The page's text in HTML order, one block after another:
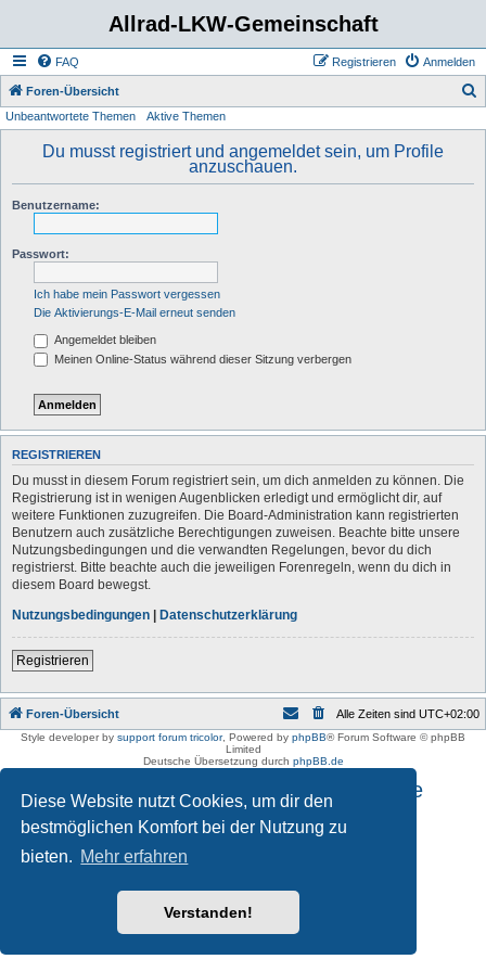
Diese Website nutzt Cookies, um dir den
bestmöglichen Komfort bei der Nutzung zu
bieten. Mehr erfahren
Verstanden!
Allrad-LKW-Gemeinschaft
FAQ Anmelden
Registrieren
Foren-Übersicht
Unbeantwortete Themen Aktive Themen
Du musst registriert und angemeldet sein, um Profile
anzuschauen.
Benutzername:
Passwort:
Ich habe mein Passwort vergessen
Die Aktivierungs-E-Mail erneut senden
Angemeldet bleiben
Meinen Online-Status während dieser Sitzung verbergen
REGISTRIEREN
Du musst in diesem Forum registriert sein, um dich anmelden zu können. Die
Registrierung ist in wenigen Augenblicken erledigt und ermöglicht dir, auf
weitere Funktionen zuzugreifen. Die Board-Administration kann registrierten
Benutzern auch zusätzliche Berechtigungen zuweisen. Beachte bitte unsere
Nutzungsbedingungen und die verwandten Regelungen, bevor du dich
registrierst. Bitte beachte auch die jeweiligen Forenregeln, wenn du dich in
diesem Board bewegst.
Nutzungsbedingungen | Datenschutzerklärung
Registrieren
Foren-Übersicht Alle Zeiten sind UTC+02:00
Style developer by support forum tricolor, Powered by phpBB® Forum Software © phpBB
Limited
Deutsche Übersetzung durch phpBB.de
Impressum und Datenschutzhinweise